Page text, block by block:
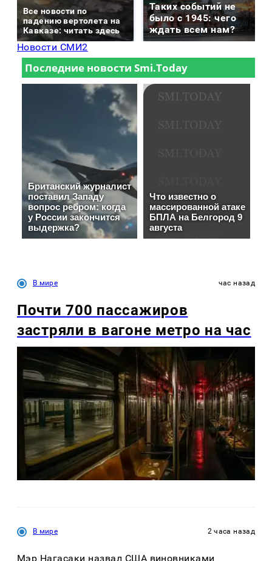
Все новости по
падению вертолета на
Кавказе: читать здесь
Таких событий не
было с 1945: чего
ждать всем нам?
Новости СМИ2
В мире час назад
Почти 700 пассажиров
застряли в вагоне метро на час
В мире 2 часа назад
Мэр Нагасаки назвал США виновниками